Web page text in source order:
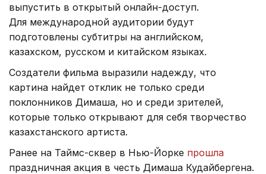
выпустить в открытый онлайн-доступ.
Для международной аудитории будут
подготовлены субтитры на английском,
казахском, русском и китайском языках.
Создатели фильма выразили надежду, что
картина найдет отклик не только среди
поклонников Димаша, но и среди зрителей,
которые только открывают для себя творчество
казахстанского артиста.
Ранее на Таймс-сквер в Нью-Йорке прошла
праздничная акция в честь Димаша Кудайбергена.